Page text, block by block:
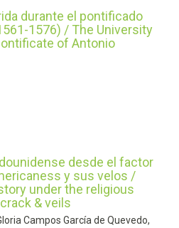
durante el pontificado
1576) / The University
of Antonio
desde el factor
y sus velos /
under the religious
& veils
Campos García de Quevedo,